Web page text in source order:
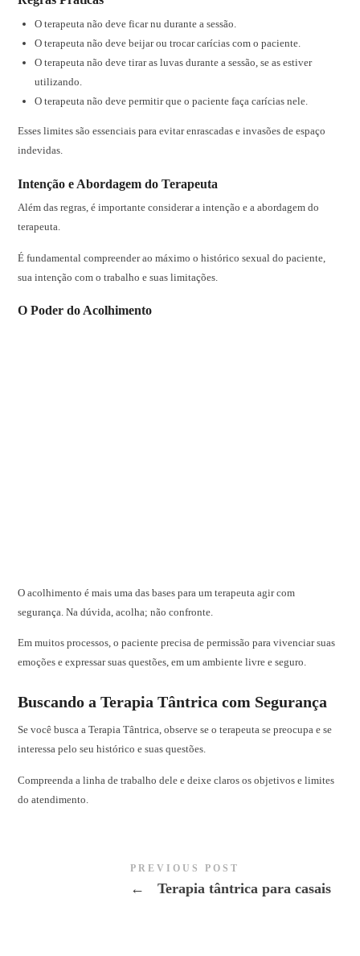
O terapeuta não deve ficar nu durante a sessão.
O terapeuta não deve beijar ou trocar carícias com o paciente.
O terapeuta não deve tirar as luvas durante a sessão, se as estiver
utilizando.
O terapeuta não deve permitir que o paciente faça carícias nele.
Esses limites são essenciais para evitar enrascadas e invasões de espaço
indevidas.
Intenção e Abordagem do Terapeuta
Além das regras, é importante considerar a intenção e a abordagem do
terapeuta.
É fundamental compreender ao máximo o histórico sexual do paciente,
sua intenção com o trabalho e suas limitações.
O Poder do Acolhimento
O acolhimento é mais uma das bases para um terapeuta agir com
segurança. Na dúvida, acolha; não confronte.
Em muitos processos, o paciente precisa de permissão para vivenciar suas
emoções e expressar suas questões, em um ambiente livre e seguro.
Buscando a Terapia Tântrica com Segurança
Se você busca a Terapia Tântrica, observe se o terapeuta se preocupa e se
interessa pelo seu histórico e suas questões.
Compreenda a linha de trabalho dele e deixe claros os objetivos e limites
do atendimento.
PREVIOUS POST
← Terapia tântrica para casais